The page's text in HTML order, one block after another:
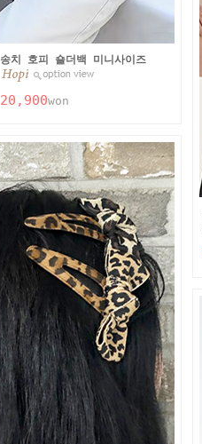
송치 호피 숄더백 미니사이즈
20,900won